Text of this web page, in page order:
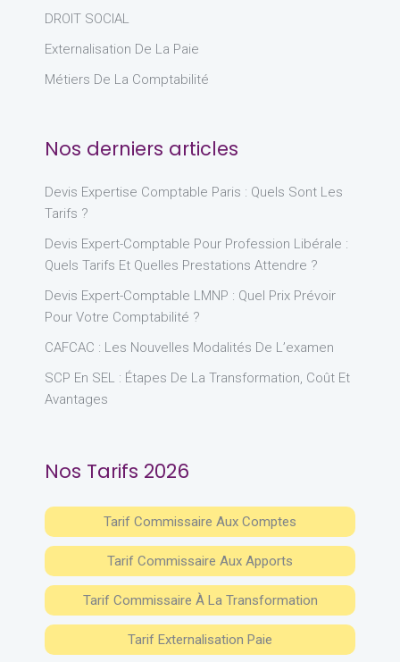
DROIT SOCIAL
Externalisation De La Paie
Métiers De La Comptabilité
Nos derniers articles
Devis Expertise Comptable Paris : Quels Sont Les
Tarifs ?
Devis Expert-Comptable Pour Profession Libérale :
Quels Tarifs Et Quelles Prestations Attendre ?
Devis Expert-Comptable LMNP : Quel Prix Prévoir
Pour Votre Comptabilité ?
CAFCAC : Les Nouvelles Modalités De L’examen
SCP En SEL : Étapes De La Transformation, Coût Et
Avantages
Nos Tarifs 2026
Tarif Commissaire Aux Comptes
Tarif Commissaire Aux Apports
Tarif Commissaire À La Transformation
Tarif Externalisation Paie